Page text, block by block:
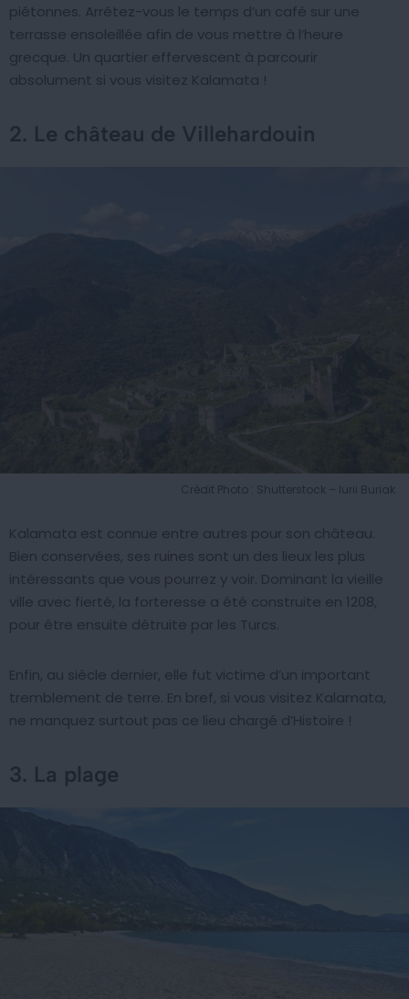
piétonnes. Arrêtez-vous le temps d’un café sur une
terrasse ensoleillée afin de vous mettre à l’heure
grecque. Un quartier effervescent à parcourir
absolument si vous visitez Kalamata !
2. Le château de Villehardouin
Crédit Photo : Shutterstock – Iurii Buriak
Kalamata est connue entre autres pour son château.
Bien conservées, ses ruines sont un des lieux les plus
intéressants que vous pourrez y voir. Dominant la vieille
ville avec fierté, la forteresse a été construite en 1208,
pour être ensuite détruite par les Turcs.
Enfin, au siècle dernier, elle fut victime d’un important
tremblement de terre. En bref, si vous visitez Kalamata,
ne manquez surtout pas ce lieu chargé d’Histoire !
3. La plage